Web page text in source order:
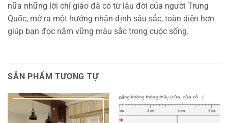
nữa những lời chỉ giáo đã có từ lâu đời của người Trung
Quốc, mở ra một hướng nhận định sâu sắc, toàn diện hơn
giúp bạn đọc nắm vững màu sắc trong cuộc sống.
SẢN PHẨM TƯƠNG TỰ